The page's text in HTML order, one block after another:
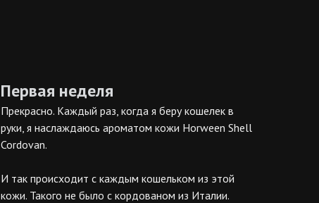
Первая неделя
Прекрасно. Каждый раз, когда я беру кошелек в
руки, я наслаждаюсь ароматом кожи Horween Shell
Cordovan.
И так происходит с каждым кошельком из этой
кожи. Такого не было с кордованом из Италии.